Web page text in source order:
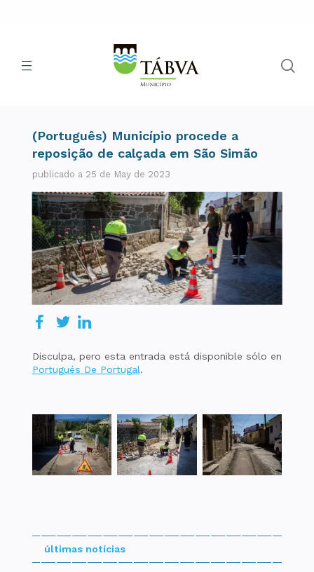
(Português) Município procede a
reposição de calçada em São Simão
publicado a 25 de May de 2023
Disculpa, pero esta entrada está disponible sólo en
Portugués De Portugal.
últimas notícias